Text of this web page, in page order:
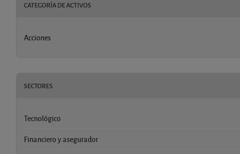
CATEGORÍA DE ACTIVOS
Acciones
SECTORES
Tecnológico
Financiero y asegurador